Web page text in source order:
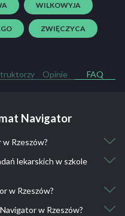
WILKOWYJA
ZWIĘCZYCA
Opinie FAQ
Navigator
w Rzeszów?
lekarskich w szkole
w Rzeszów?
w Rzeszów?